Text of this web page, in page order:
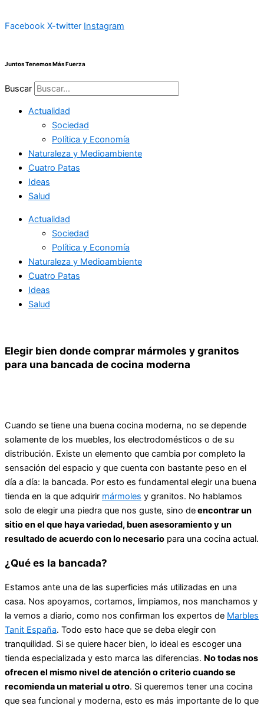
al
Facebook X-twitter Instagram
Juntos Tenemos Más Fuerza
Buscar
Actualidad
Sociedad
Política y Economía
Naturaleza y Medioambiente
Cuatro Patas
Ideas
Salud
Actualidad
Sociedad
Política y Economía
Naturaleza y Medioambiente
Cuatro Patas
Ideas
Salud
Elegir bien donde comprar mármoles y granitos
para una bancada de cocina moderna
Cuando se tiene una buena cocina moderna, no se depende
solamente de los muebles, los electrodomésticos o de su
distribución. Existe un elemento que cambia por completo la
sensación del espacio y que cuenta con bastante peso en el
día a día: la bancada. Por esto es fundamental elegir una buena
tienda en la que adquirir mármoles y granitos. No hablamos
solo de elegir una piedra que nos guste, sino deencontrar un
sitio en el que haya variedad, buen asesoramiento y un
resultado de acuerdo con lo necesario para una cocina actual.
¿Qué es la bancada?
Estamos ante una de las superficies más utilizadas en una
casa. Nos apoyamos, cortamos, limpiamos, nos manchamos y
la vemos a diario, como nos confirman los expertos de Marbles
Tanit España. Todo esto hace que se deba elegir con
tranquilidad. Si se quiere hacer bien, lo ideal es escoger una
tienda especializada y esto marca las diferencias. No todas nos
ofrecen el mismo nivel de atención o criterio cuando se
recomienda un material u otro. Si queremos tener una cocina
que sea funcional y moderna, esto es más importante de lo que